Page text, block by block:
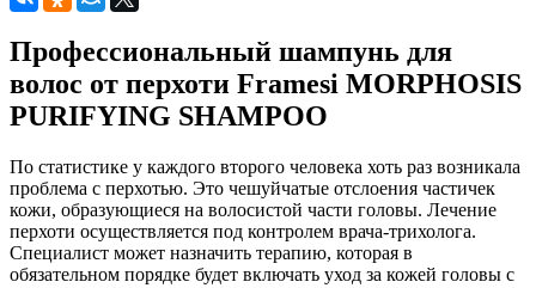
Профессиональный шампунь для
волос от перхоти Framesi MORPHOSIS
PURIFYING SHAMPOO
По статистике у каждого второго человека хоть раз возникала
проблема с перхотью. Это чешуйчатые отслоения частичек
кожи, образующиеся на волосистой части головы. Лечение
перхоти осуществляется под контролем врача-трихолога.
Специалист может назначить терапию, которая в
обязательном порядке будет включать уход за кожей головы с